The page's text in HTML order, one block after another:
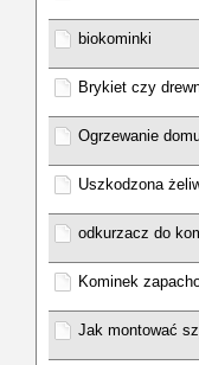
biokominki
Brykiet czy
Ogrzewanie
Uszkodzona
odkurzacz do
Kominek
Jak montować